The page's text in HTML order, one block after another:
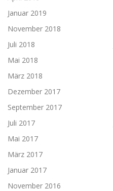
Januar 2019
November 2018
Juli 2018
Mai 2018
März 2018
Dezember 2017
September 2017
Juli 2017
Mai 2017
März 2017
Januar 2017
November 2016